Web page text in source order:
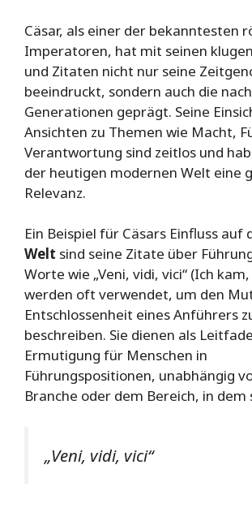
Cäsar, als einer der bekanntesten
Imperatoren, hat mit seinen
und Zitaten nicht nur seine
beeindruckt, sondern auch die
Generationen geprägt. Seine
Ansichten zu Themen wie Macht,
Verantwortung sind zeitlos und
der heutigen modernen Welt eine
Relevanz.
Ein Beispiel für Cäsars Einfluss auf
Welt sind seine Zitate über
Worte wie „Veni, vidi, vici“ (Ich
werden oft verwendet, um den
Entschlossenheit eines Anführers
beschreiben. Sie dienen als
Ermutigung für Menschen in
Führungspositionen, unabhängig
Branche oder dem Bereich, in dem
„Veni, vidi, vici“